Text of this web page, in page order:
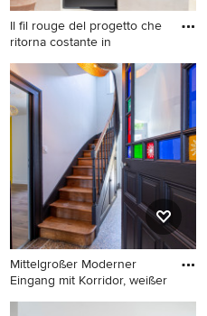
Il fil rouge del progetto che
ritorna costante in
Mediterraner Eingang mit
beiger Wandfarbe, Terrazzo-
Boden, Einzeltür, schwarzer
Haustür, beigem Boden und
eingelassener Decke in
Sonstige
Mittelgroßer Moderner
Eingang mit Korridor, weißer
Mittelgroßer Moderner